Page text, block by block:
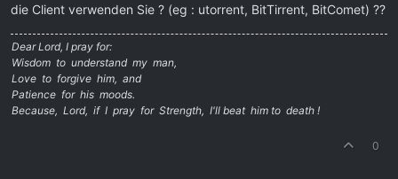
die Client verwenden Sie ? (eg : utorrent, BitTirrent, BitComet) ??
Dear Lord, I pray for:
Wisdom to understand my man,
Love to forgive him, and
Patience for his moods.
Because, Lord, if I pray for Strength, I'll beat him to death !
0